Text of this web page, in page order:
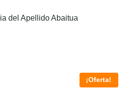
del Apellido Abaitua
¡Oferta!